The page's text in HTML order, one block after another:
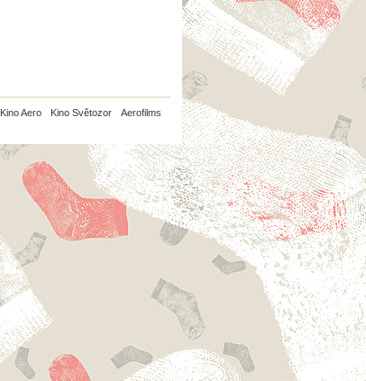
Kino Aero Kino Světozor Aerofilms